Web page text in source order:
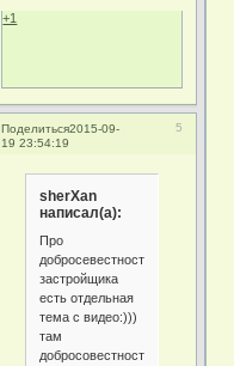
+1
Поделиться 5
2015-09-
19 23:54:19
sherXan
написал(а):
Про
добросевестность
застройщика
есть отдельная
тема с видео:)))
там
добросовестность